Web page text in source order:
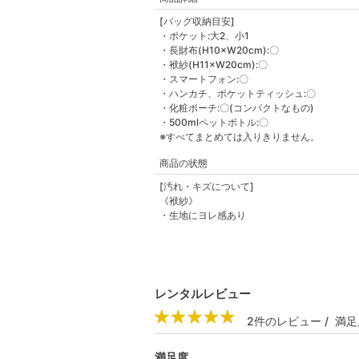
[バッグ収納目安]
・ポケット:大2、小1
・長財布(H10×W20cm):〇
・袱紗(H11×W20cm):〇
・スマートフォン:〇
・ハンカチ、ポケットティッシュ:〇
・化粧ポーチ:〇(コンパクトなもの)
・500mlペットボトル:〇
※すべてまとめては入りきりません。
商品の状態
[汚れ・キズについて]
《袱紗》
・生地にヨレ感あり
レンタルレビュー
2件のレビュー / 満